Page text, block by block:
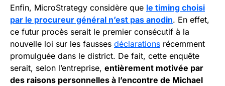
Enfin, MicroStrategy considère que le timing choisi
par le procureur général n’est pas anodin. En effet,
ce futur procès serait le premier consécutif à la
nouvelle loi sur les fausses déclarations récemment
promulguée dans le district. De fait, cette enquête
serait, selon l’entreprise, entièrement motivée par
des raisons personnelles à l’encontre de Michael